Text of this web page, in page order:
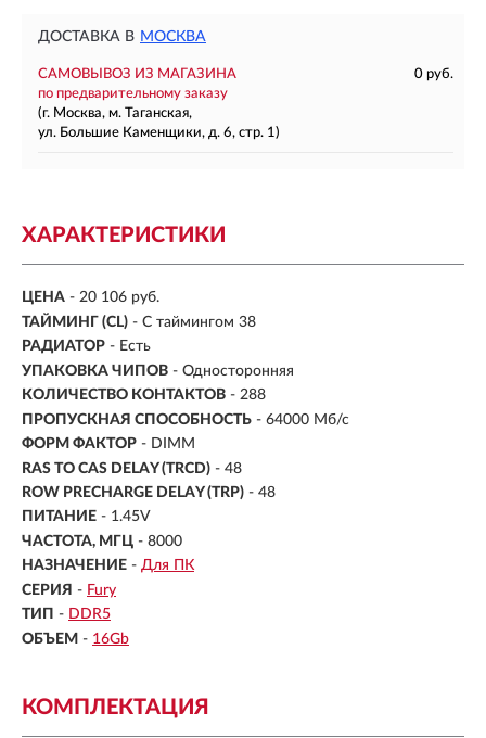
ДОСТАВКА В МОСКВА
САМОВЫВОЗ ИЗ МАГАЗИНА
0 руб.
по предварительному заказу
(г. Москва, м. Таганская,
ул. Большие Каменщики, д. 6, стр. 1)
ХАРАКТЕРИСТИКИ
ЦЕНА - 20 106 руб.
ТАЙМИНГ (CL) - С таймингом 38
РАДИАТОР - Есть
УПАКОВКА ЧИПОВ - Односторонняя
КОЛИЧЕСТВО КОНТАКТОВ - 288
ПРОПУСКНАЯ СПОСОБНОСТЬ - 64000 Мб/с
ФОРМ ФАКТОР - DIMM
RAS TO CAS DELAY (TRCD) - 48
ROW PRECHARGE DELAY (TRP) - 48
ПИТАНИЕ - 1.45V
ЧАСТОТА, МГЦ - 8000
НАЗНАЧЕНИЕ - Для ПК
СЕРИЯ - Fury
ТИП - DDR5
ОБЪЕМ - 16Gb
КОМПЛЕКТАЦИЯ